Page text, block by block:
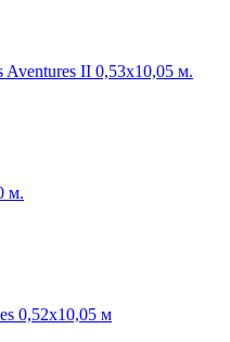
II 0,53х10,05 м.
м.
0,52x10,05 м